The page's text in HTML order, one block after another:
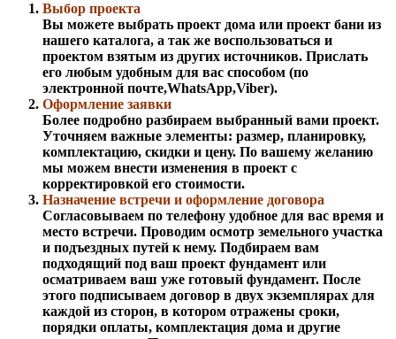
Выбор проекта
Вы можете выбрать проект дома или проект бани из
нашего каталога, а так же воспользоваться и
проектом взятым из других источников. Прислать
его любым удобным для вас способом (по
электронной почте,WhatsApp,Viber).
Оформление заявки
Более подробно разбираем выбранный вами проект.
Уточняем важные элементы: размер, планировку,
комплектацию, скидки и цену. По вашему желанию
мы можем внести изменения в проект с
корректировкой его стоимости.
Назначение встречи и оформление договора
Согласовываем по телефону удобное для вас время и
место встречи. Проводим осмотр земельного участка
и подъездных путей к нему. Подбираем вам
подходящий под ваш проект фундамент или
осматриваем ваш уже готовый фундамент. После
этого подписываем договор в двух экземплярах для
каждой из сторон, в котором отражены сроки,
порядки оплаты, комплектация дома и другие